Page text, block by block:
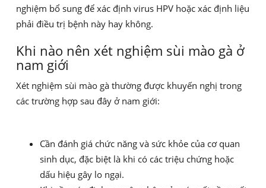
nghiệm bổ sung để xác định virus HPV hoặc xác định liệu
phải điều trị bệnh này hay không.
Khi nào nên xét nghiệm sùi mào gà ở
nam giới
Xét nghiệm sùi mào gà thường được khuyến nghị trong
các trường hợp sau đây ở nam giới:
Cần đánh giá chức năng và sức khỏe của cơ quan
sinh dục, đặc biệt là khi có các triệu chứng hoặc
dấu hiệu gây lo ngại.